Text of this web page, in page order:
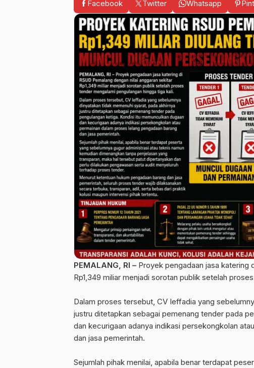
Facebook
Twitter Whatsapp
‎PEMALANG, RI – Proyek pengadaan jasa katering
Rp1,349 miliar menjadi sorotan publik setelah
‎Dalam proses tersebut, CV Ieffadia yang
justru ditetapkan sebagai pemenang tender pada
dan kecurigaan adanya indikasi persekongkolan
dan jasa pemerintah.
‎Sejumlah pihak menilai, apabila benar terdapat